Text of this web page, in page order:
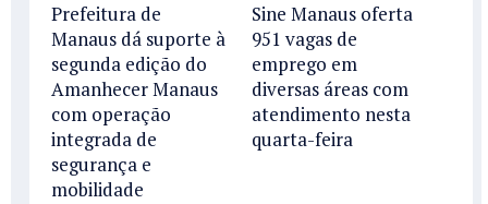
Prefeitura de
Manaus dá suporte à
segunda edição do
Amanhecer Manaus
com operação
integrada de
segurança e
mobilidade
Sine Manaus oferta
951 vagas de
emprego em
diversas áreas com
atendimento nesta
quarta-feira